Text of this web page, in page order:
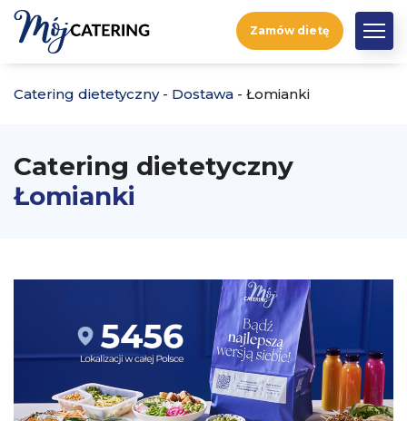
Zamów dietę
Catering dietetyczny- Dostawa - Łomianki
Catering dietetyczny
Łomianki